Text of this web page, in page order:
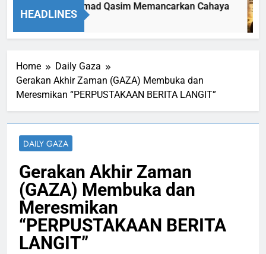
HEADLINES
Tubuh Muhammad Qasim Memancarkan Cahaya
Home
Daily Gaza
Gerakan Akhir Zaman (GAZA) Membuka dan
Meresmikan “PERPUSTAKAAN BERITA LANGIT”
DAILY GAZA
Gerakan Akhir Zaman
(GAZA) Membuka dan
Meresmikan
“PERPUSTAKAAN BERITA
LANGIT”